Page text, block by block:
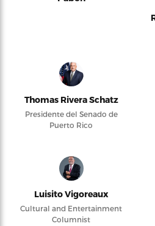
Thomas Rivera Schatz
Presidente del Senado de
Puerto Rico
Luisito Vigoreaux
Cultural and Entertainment
Columnist